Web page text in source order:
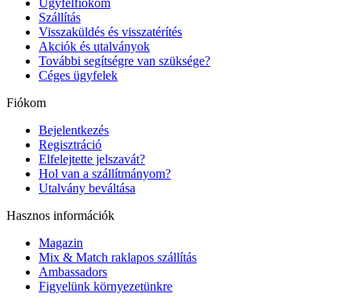
Ügyfélfiókom
Szállítás
Visszaküldés és visszatérítés
Akciók és utalványok
További segítségre van szüksége?
Céges ügyfelek
Fiókom
Bejelentkezés
Regisztráció
Elfelejtette jelszavát?
Hol van a szállítmányom?
Utalvány beváltása
Hasznos információk
Magazin
Mix & Match raklapos szállítás
Ambassadors
Figyelünk környezetünkre